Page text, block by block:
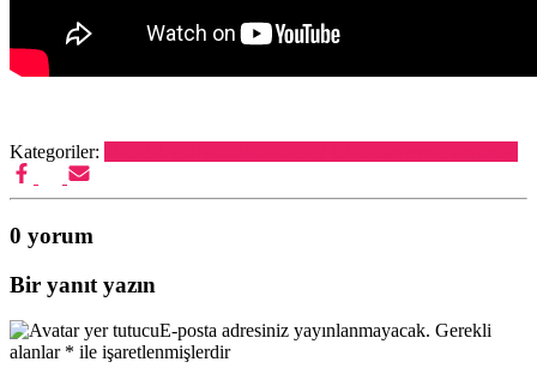
Kategoriler:
0 yorum
Bir yanıt yazın
E-posta adresiniz yayınlanmayacak. Gerekli
alanlar * ile işaretlenmişlerdir